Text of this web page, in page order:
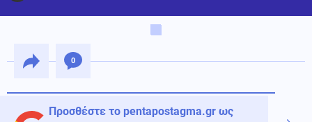
0
Προσθέστε το pentapostagma.gr ως